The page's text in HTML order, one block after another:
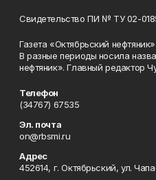
Свидетельство ПИ № ТУ 02-
Газета «Октябрьский
В разные периоды носила
нефтяник». Главный редактор
Телефон
(34767) 67535
Эл. почта
on@rbsmi.ru
Адрес
452614, г. Октябрьский, ул.